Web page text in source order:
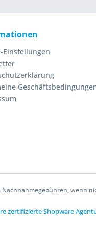
Einstellungen
Nachnahmegebühren, wenn
zertifizierte Shopware